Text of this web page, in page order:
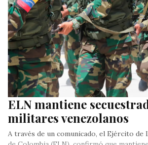
ELN mantiene
militares venezolanos
A través de un comunicado, el Ejército de